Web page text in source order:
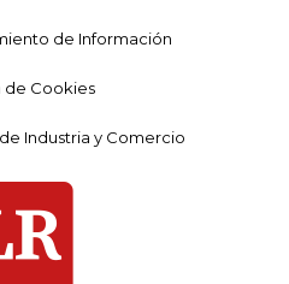
de Información
de Cookies
Industria y Comercio